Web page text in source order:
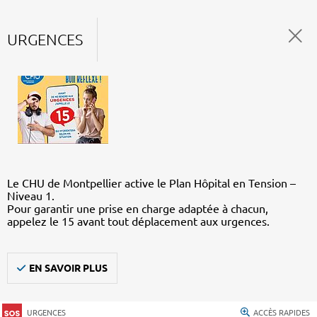
URGENCES
Le CHU de Montpellier active le Plan Hôpital en Tension –
Niveau 1.
Pour garantir une prise en charge adaptée à chacun,
appelez le 15 avant tout déplacement aux urgences.
EN SAVOIR PLUS
URGENCES ACCÈS RAPIDES